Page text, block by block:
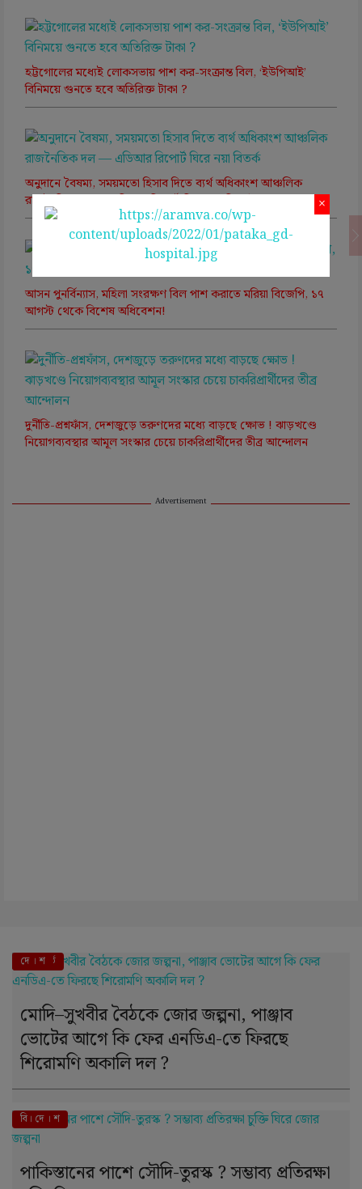
হট্টগোলের মধ্যেই লোকসভায় পাশ কর-সংক্রান্ত বিল, ‘ইউপিআই’
বিনিময়ে গুনতে হবে অতিরিক্ত টাকা ?
অনুদানে বৈষম্য, সময়মতো হিসাব দিতে ব্যর্থ অধিকাংশ আঞ্চলিক
রাজনৈতিক দল — এডিআর রিপোর্ট ঘিরে নয়া বিতর্ক
আসন পুনর্বিন্যাস, মহিলা সংরক্ষণ বিল পাশ করাতে মরিয়া বিজেপি, ১৭
আগস্ট থেকে বিশেষ অধিবেশন!
দুর্নীতি-প্রশ্নফাঁস, দেশজুড়ে তরুণদের মধ্যে বাড়ছে ক্ষোভ ! ঝাড়খণ্ডে
নিয়োগব্যবস্থার আমূল সংস্কার চেয়ে চাকরিপ্রার্থীদের তীব্র আন্দোলন
Advertisement
এই মুহূর্তে
দে । শ
মোদি–সুখবীর বৈঠকে জোর জল্পনা, পাঞ্জাব
ভোটের আগে কি ফের এনডিএ-তে ফিরছে
শিরোমণি অকালি দল ?
বি। দে । শ
পাকিস্তানের পাশে সৌদি-তুরস্ক ? সম্ভাব্য প্রতিরক্ষা
×